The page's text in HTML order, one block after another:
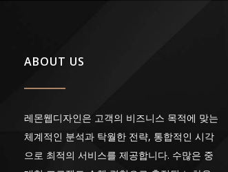
ABOUT US
레몬웹디자인은 고객의 비즈니스 목적에 맞는
체계적인 분석과 탁월한 전략, 통합적인 시각
으로 최적의 서비스를 제공합니다. 수많은 중